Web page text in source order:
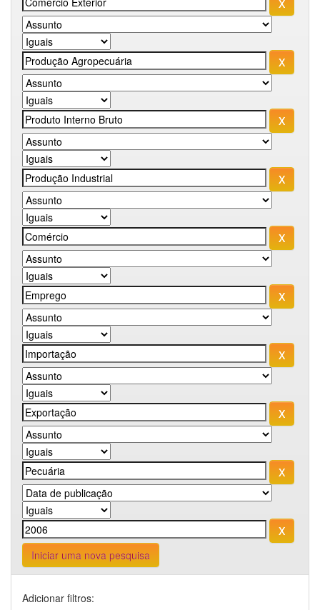
Iniciar uma nova pesquisa
Adicionar filtros: